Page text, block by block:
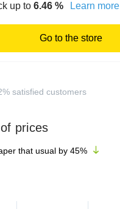
up to 6.46 % Learn more
Go to the store
% satisfied customers
prices
that usual by 45%